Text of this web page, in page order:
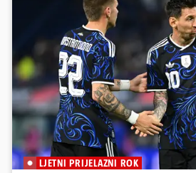
LJETNI PRIJELAZNI ROK